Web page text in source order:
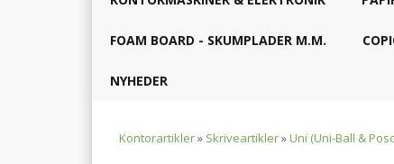
FOAM BOARD - SKUMPLADER M.M.
NYHEDER
Kontorartikler» Skriveartikler»Uni (Uni-Ball &